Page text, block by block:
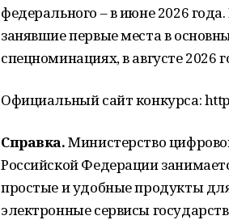
федерального – в июне 2026
занявшие первые места в
спецноминациях, в августе 2026
Официальный сайт конкурса:
Справка.Министерство
Российской Федерации
простые и удобные продукты
электронные сервисы